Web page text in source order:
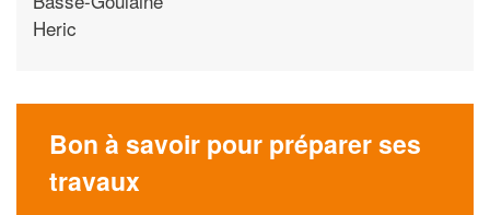
Heric
Bon à savoir pour préparer ses
travaux